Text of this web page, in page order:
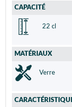
CAPACITÉ
22 cl
MATÉRIAUX
Verre